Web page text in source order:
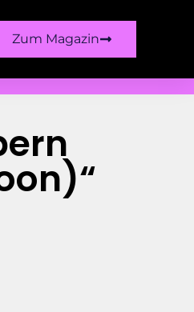
Zum Magazin